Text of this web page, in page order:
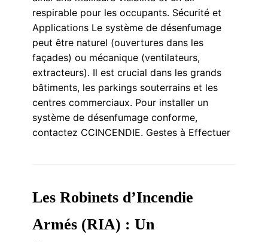
respirable pour les occupants. Sécurité et
Applications Le système de désenfumage
peut être naturel (ouvertures dans les
façades) ou mécanique (ventilateurs,
extracteurs). Il est crucial dans les grands
bâtiments, les parkings souterrains et les
centres commerciaux. Pour installer un
système de désenfumage conforme,
contactez CCINCENDIE. Gestes à Effectuer
Les Robinets d’Incendie
Armés (RIA) : Un